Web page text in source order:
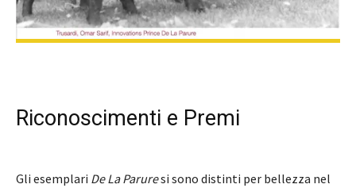
Riconoscimenti e Premi
Gli esemplari De La Paruresi sono distinti per bellezza nel